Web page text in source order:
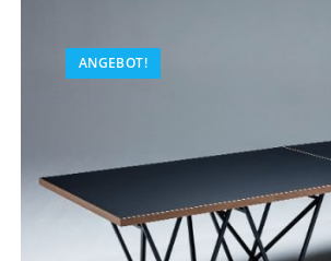
ANGEBOT!